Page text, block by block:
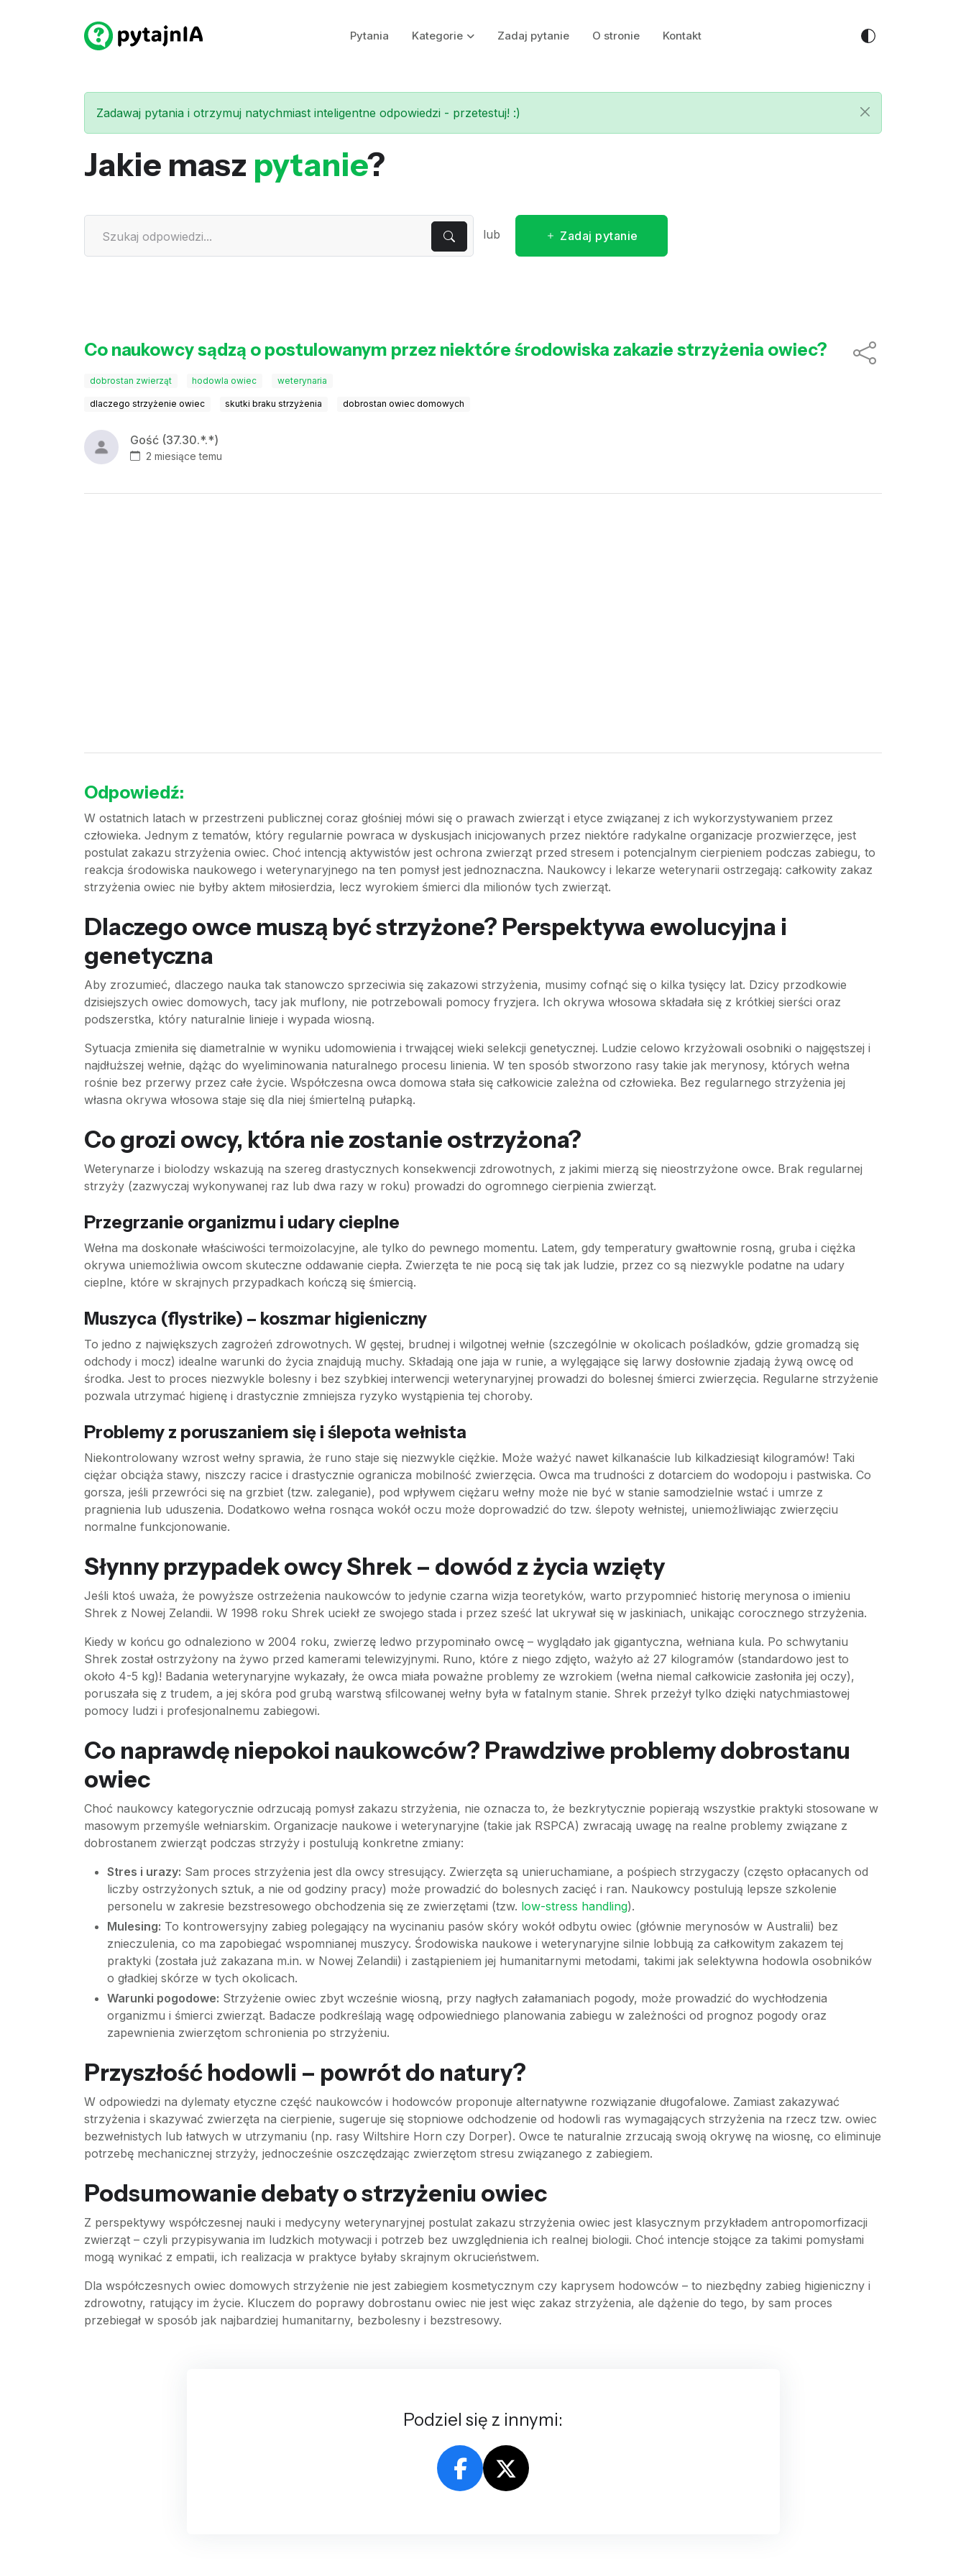
Pytania Kategorie Zadaj pytanie O stronie Kontakt
Zadawaj pytania i otrzymuj natychmiast inteligentne odpowiedzi - przetestuj! :)
Jakie masz pytanie?
lub Zadaj pytanie
Co naukowcy sądzą o postulowanym przez niektóre środowiska zakazie strzyżenia owiec?
dobrostan zwierząt hodowla owiec weterynaria
dlaczego strzyżenie owiec skutki braku strzyżenia dobrostan owiec domowych
Gość (37.30.*.*)
2 miesiące temu
Odpowiedź:
W ostatnich latach w przestrzeni publicznej coraz głośniej mówi się o prawach zwierząt i etyce związanej z ich wykorzystywaniem przez
człowieka. Jednym z tematów, który regularnie powraca w dyskusjach inicjowanych przez niektóre radykalne organizacje prozwierzęce, jest
postulat zakazu strzyżenia owiec. Choć intencją aktywistów jest ochrona zwierząt przed stresem i potencjalnym cierpieniem podczas zabiegu, to
reakcja środowiska naukowego i weterynaryjnego na ten pomysł jest jednoznaczna. Naukowcy i lekarze weterynarii ostrzegają: całkowity zakaz
strzyżenia owiec nie byłby aktem miłosierdzia, lecz wyrokiem śmierci dla milionów tych zwierząt.
Dlaczego owce muszą być strzyżone? Perspektywa ewolucyjna i
genetyczna
Aby zrozumieć, dlaczego nauka tak stanowczo sprzeciwia się zakazowi strzyżenia, musimy cofnąć się o kilka tysięcy lat. Dzicy przodkowie
dzisiejszych owiec domowych, tacy jak muflony, nie potrzebowali pomocy fryzjera. Ich okrywa włosowa składała się z krótkiej sierści oraz
podszerstka, który naturalnie linieje i wypada wiosną.
Sytuacja zmieniła się diametralnie w wyniku udomowienia i trwającej wieki selekcji genetycznej. Ludzie celowo krzyżowali osobniki o najgęstszej i
najdłuższej wełnie, dążąc do wyeliminowania naturalnego procesu linienia. W ten sposób stworzono rasy takie jak merynosy, których wełna
rośnie bez przerwy przez całe życie. Współczesna owca domowa stała się całkowicie zależna od człowieka. Bez regularnego strzyżenia jej
własna okrywa włosowa staje się dla niej śmiertelną pułapką.
Co grozi owcy, która nie zostanie ostrzyżona?
Weterynarze i biolodzy wskazują na szereg drastycznych konsekwencji zdrowotnych, z jakimi mierzą się nieostrzyżone owce. Brak regularnej
strzyży (zazwyczaj wykonywanej raz lub dwa razy w roku) prowadzi do ogromnego cierpienia zwierząt.
Przegrzanie organizmu i udary cieplne
Wełna ma doskonałe właściwości termoizolacyjne, ale tylko do pewnego momentu. Latem, gdy temperatury gwałtownie rosną, gruba i ciężka
okrywa uniemożliwia owcom skuteczne oddawanie ciepła. Zwierzęta te nie pocą się tak jak ludzie, przez co są niezwykle podatne na udary
cieplne, które w skrajnych przypadkach kończą się śmiercią.
Muszyca (flystrike) – koszmar higieniczny
To jedno z największych zagrożeń zdrowotnych. W gęstej, brudnej i wilgotnej wełnie (szczególnie w okolicach pośladków, gdzie gromadzą się
odchody i mocz) idealne warunki do życia znajdują muchy. Składają one jaja w runie, a wylęgające się larwy dosłownie zjadają żywą owcę od
środka. Jest to proces niezwykle bolesny i bez szybkiej interwencji weterynaryjnej prowadzi do bolesnej śmierci zwierzęcia. Regularne strzyżenie
pozwala utrzymać higienę i drastycznie zmniejsza ryzyko wystąpienia tej choroby.
Problemy z poruszaniem się i ślepota wełnista
Niekontrolowany wzrost wełny sprawia, że runo staje się niezwykle ciężkie. Może ważyć nawet kilkanaście lub kilkadziesiąt kilogramów! Taki
ciężar obciąża stawy, niszczy racice i drastycznie ogranicza mobilność zwierzęcia. Owca ma trudności z dotarciem do wodopoju i pastwiska. Co
gorsza, jeśli przewróci się na grzbiet (tzw. zaleganie), pod wpływem ciężaru wełny może nie być w stanie samodzielnie wstać i umrze z
pragnienia lub uduszenia. Dodatkowo wełna rosnąca wokół oczu może doprowadzić do tzw. ślepoty wełnistej, uniemożliwiając zwierzęciu
normalne funkcjonowanie.
Słynny przypadek owcy Shrek – dowód z życia wzięty
Jeśli ktoś uważa, że powyższe ostrzeżenia naukowców to jedynie czarna wizja teoretyków, warto przypomnieć historię merynosa o imieniu
Shrek z Nowej Zelandii. W 1998 roku Shrek uciekł ze swojego stada i przez sześć lat ukrywał się w jaskiniach, unikając corocznego strzyżenia.
Kiedy w końcu go odnaleziono w 2004 roku, zwierzę ledwo przypominało owcę – wyglądało jak gigantyczna, wełniana kula. Po schwytaniu
Shrek został ostrzyżony na żywo przed kamerami telewizyjnymi. Runo, które z niego zdjęto, ważyło aż 27 kilogramów (standardowo jest to
około 4-5 kg)! Badania weterynaryjne wykazały, że owca miała poważne problemy ze wzrokiem (wełna niemal całkowicie zasłoniła jej oczy),
poruszała się z trudem, a jej skóra pod grubą warstwą sfilcowanej wełny była w fatalnym stanie. Shrek przeżył tylko dzięki natychmiastowej
pomocy ludzi i profesjonalnemu zabiegowi.
Co naprawdę niepokoi naukowców? Prawdziwe problemy dobrostanu
owiec
Choć naukowcy kategorycznie odrzucają pomysł zakazu strzyżenia, nie oznacza to, że bezkrytycznie popierają wszystkie praktyki stosowane w
masowym przemyśle wełniarskim. Organizacje naukowe i weterynaryjne (takie jak RSPCA) zwracają uwagę na realne problemy związane z
dobrostanem zwierząt podczas strzyży i postulują konkretne zmiany:
Stres i urazy: Sam proces strzyżenia jest dla owcy stresujący. Zwierzęta są unieruchamiane, a pośpiech strzygaczy (często opłacanych od
liczby ostrzyżonych sztuk, a nie od godziny pracy) może prowadzić do bolesnych zacięć i ran. Naukowcy postulują lepsze szkolenie
personelu w zakresie bezstresowego obchodzenia się ze zwierzętami (tzw. low-stress handling).
Mulesing: To kontrowersyjny zabieg polegający na wycinaniu pasów skóry wokół odbytu owiec (głównie merynosów w Australii) bez
znieczulenia, co ma zapobiegać wspomnianej muszycy. Środowiska naukowe i weterynaryjne silnie lobbują za całkowitym zakazem tej
praktyki (została już zakazana m.in. w Nowej Zelandii) i zastąpieniem jej humanitarnymi metodami, takimi jak selektywna hodowla osobników
o gładkiej skórze w tych okolicach.
Warunki pogodowe: Strzyżenie owiec zbyt wcześnie wiosną, przy nagłych załamaniach pogody, może prowadzić do wychłodzenia
organizmu i śmierci zwierząt. Badacze podkreślają wagę odpowiedniego planowania zabiegu w zależności od prognoz pogody oraz
zapewnienia zwierzętom schronienia po strzyżeniu.
Przyszłość hodowli – powrót do natury?
W odpowiedzi na dylematy etyczne część naukowców i hodowców proponuje alternatywne rozwiązanie długofalowe. Zamiast zakazywać
strzyżenia i skazywać zwierzęta na cierpienie, sugeruje się stopniowe odchodzenie od hodowli ras wymagających strzyżenia na rzecz tzw. owiec
bezwełnistych lub łatwych w utrzymaniu (np. rasy Wiltshire Horn czy Dorper). Owce te naturalnie zrzucają swoją okrywę na wiosnę, co eliminuje
potrzebę mechanicznej strzyży, jednocześnie oszczędzając zwierzętom stresu związanego z zabiegiem.
Podsumowanie debaty o strzyżeniu owiec
Z perspektywy współczesnej nauki i medycyny weterynaryjnej postulat zakazu strzyżenia owiec jest klasycznym przykładem antropomorfizacji
zwierząt – czyli przypisywania im ludzkich motywacji i potrzeb bez uwzględnienia ich realnej biologii. Choć intencje stojące za takimi pomysłami
mogą wynikać z empatii, ich realizacja w praktyce byłaby skrajnym okrucieństwem.
Dla współczesnych owiec domowych strzyżenie nie jest zabiegiem kosmetycznym czy kaprysem hodowców – to niezbędny zabieg higieniczny i
zdrowotny, ratujący im życie. Kluczem do poprawy dobrostanu owiec nie jest więc zakaz strzyżenia, ale dążenie do tego, by sam proces
przebiegał w sposób jak najbardziej humanitarny, bezbolesny i bezstresowy.
Podziel się z innymi: